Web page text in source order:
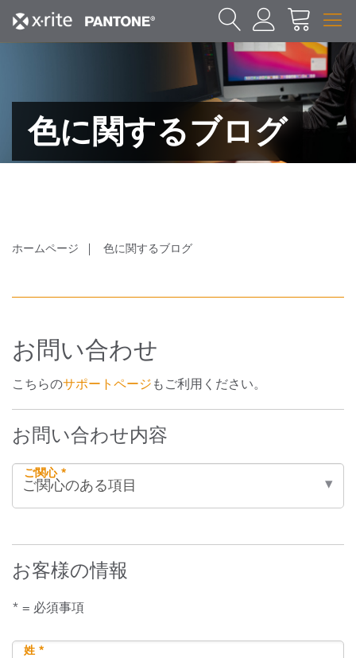
色に関するブログ
ホームページ 色に関するブログ
お問い合わせ
こちらのサポートページ もご利用ください。
お問い合わせ内容
ご関心 *
お客様の情報
* = 必須事項
姓 *